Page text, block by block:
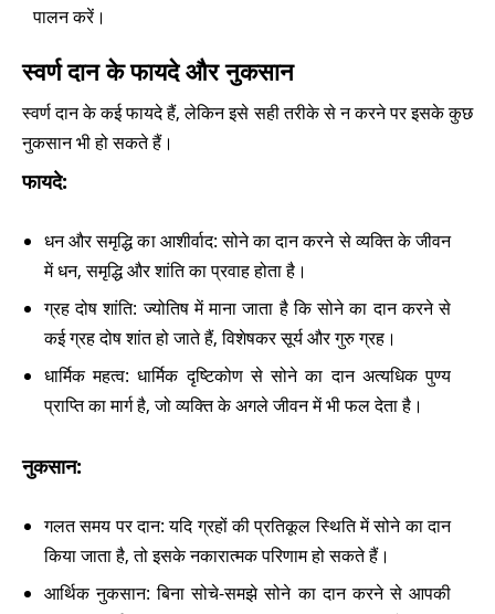
पालन करें।
स्वर्ण दान के फायदे और नुकसान
स्वर्ण दान के कई फायदे हैं, लेकिन इसे सही तरीके से न करने पर इसके कुछ
नुकसान भी हो सकते हैं।
फायदे:
धन और समृद्धि का आशीर्वाद: सोने का दान करने से व्यक्ति के जीवन
में धन, समृद्धि और शांति का प्रवाह होता है।
ग्रह दोष शांति: ज्योतिष में माना जाता है कि सोने का दान करने से
कई ग्रह दोष शांत हो जाते हैं, विशेषकर सूर्य और गुरु ग्रह।
धार्मिक महत्व: धार्मिक दृष्टिकोण से सोने का दान अत्यधिक पुण्य
प्राप्ति का मार्ग है, जो व्यक्ति के अगले जीवन में भी फल देता है।
नुकसान:
गलत समय पर दान: यदि ग्रहों की प्रतिकूल स्थिति में सोने का दान
किया जाता है, तो इसके नकारात्मक परिणाम हो सकते हैं।
आर्थिक नुकसान: बिना सोचे-समझे सोने का दान करने से आपकी